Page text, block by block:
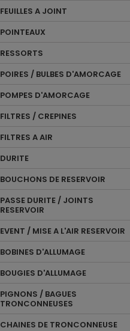
FEUILLES A JOINT
POINTEAUX
RESSORTS
POIRES / BULBES D'AMORCAGE
POMPES D'AMORCAGE
FILTRES / CREPINES
FILTRES A AIR
DURITE
BOUCHONS DE RESERVOIR
PASSE DURITE / JOINTS
RESERVOIR
EVENT / MISE A L'AIR RESERVOIR
BOBINES D'ALLUMAGE
BOUGIES D'ALLUMAGE
PIGNONS / BAGUES
TRONCONNEUSES
CHAINES DE TRONCONNEUSE